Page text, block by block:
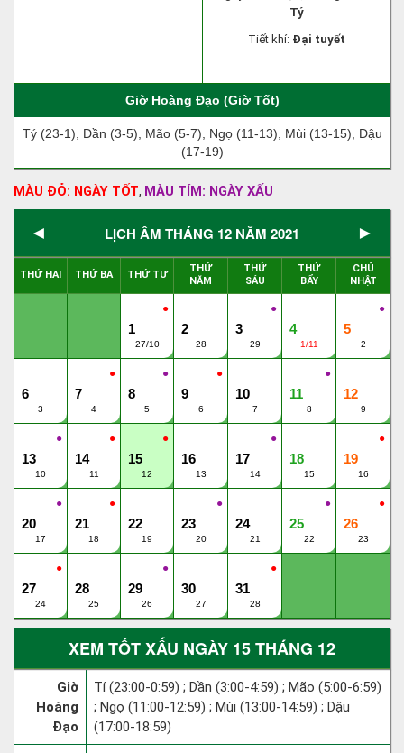
Tý
Tiết khí: Đại tuyết
Giờ Hoàng Đạo (Giờ Tốt)
Tý (23-1), Dần (3-5), Mão (5-7), Ngọ (11-13), Mùi (13-15), Dậu
(17-19)
MÀU ĐỎ: NGÀY TỐT, MÀU TÍM: NGÀY XẤU
◄ LỊCH ÂM THÁNG 12 NĂM 2021 ►
THỨ HAI THỨ BA THỨ TƯ
THỨ
NĂM
THỨ
SÁU
THỨ
BẨY
CHỦ
NHẬT
●
1
27/10
2
28
●
3
29
4
1/11
●
5
2
6
3
●
7
4
●
8
5
●
9
6
10
7
●
11
8
12
9
●
13
10
●
14
11
●
15
12
16
13
●
17
14
18
15
●
19
16
●
20
17
●
21
18
22
19
●
23
20
24
21
●
25
22
●
26
23
●
27
24
28
25
●
29
26
30
27
●
31
28
XEM TỐT XẤU NGÀY 15 THÁNG 12
Giờ
Hoàng
Đạo
Tí (23:00-0:59) ; Dần (3:00-4:59) ; Mão (5:00-6:59)
; Ngọ (11:00-12:59) ; Mùi (13:00-14:59) ; Dậu
(17:00-18:59)